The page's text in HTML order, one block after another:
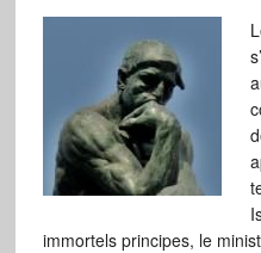
immortels principes, le